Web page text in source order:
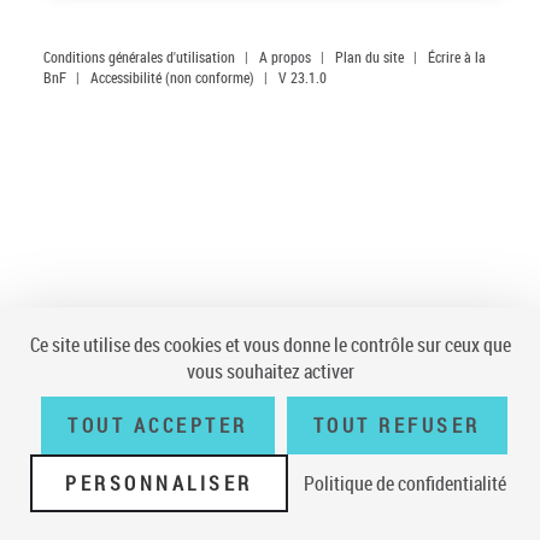
Conditions générales d'utilisation | A propos | Plan du site |
Écrire à la
BnF | Accessibilité (non conforme) | V 23.1.0
Ce site utilise des cookies et vous donne le contrôle sur ceux que
vous souhaitez activer
TOUT ACCEPTER TOUT REFUSER
PERSONNALISER Politique de confidentialité